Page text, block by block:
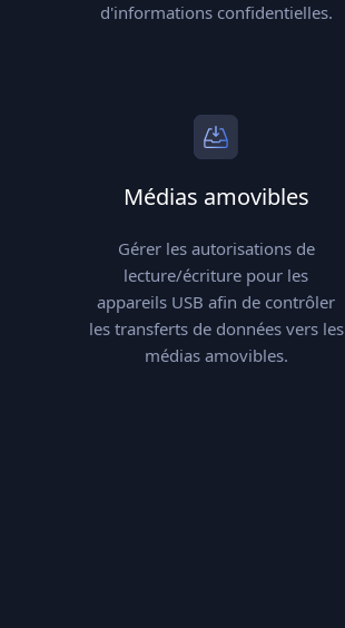
d'informations confidentielles.
Médias amovibles
Gérer les autorisations de
lecture/écriture pour les
appareils USB afin de contrôler
les transferts de données vers les
médias amovibles.